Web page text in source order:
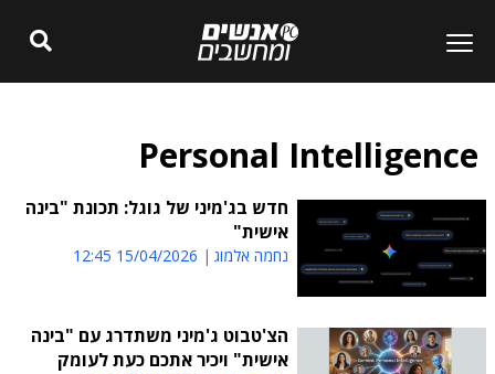
Personal Intelligence
חדש בג'מיני של גוגל: תכונת "בינה
אישית"
נחמה אלמוג 15/04/2026 12:45
הצ'טבוט ג'מיני משתדרג עם "בינה
אישית" ויכיר אתכם כעת לעומק